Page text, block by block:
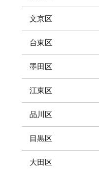
文京区
台東区
墨田区
江東区
品川区
目黒区
大田区